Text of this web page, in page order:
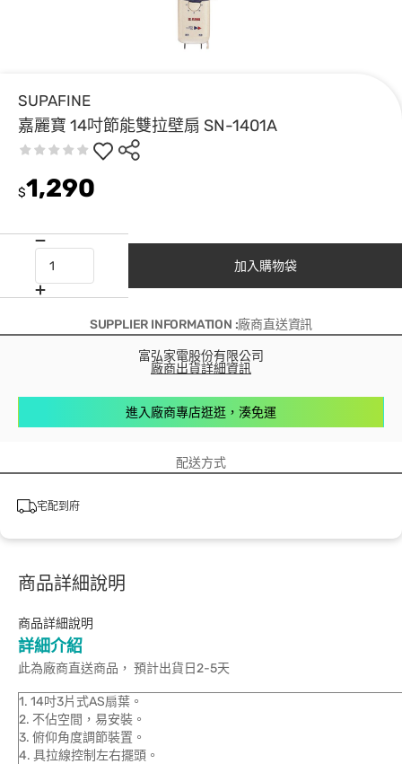
SUPAFINE
嘉麗寶 14吋節能雙拉壁扇 SN-1401A
$1,290
加入購物袋
SUPPLIER INFORMATION :廠商直送資訊
富弘家電股份有限公司
廠商出貨詳細資訊
進入廠商專店逛逛，湊免運
配送方式
宅配到府
商品詳細說明
商品詳細說明
詳細介紹
此為廠商直送商品， 預計出貨日2-5天
1. 14吋3片式AS扇葉。
2. 不佔空間，易安裝。
3. 俯仰角度調節裝置。
4. 具拉線控制左右擺頭。